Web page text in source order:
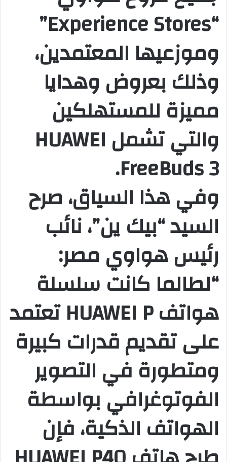
“Experience Stores”
وموزعيها المعتمدين،
وذلك بعروض وهدايا
مميزة للمستهلكين
والتي تشمل HUAWEI
FreeBuds 3.
وفي هذا السياق، صرح
السيد “بيك ين”، نائب
رئيس هواوي مصر:
“لطالما كانت سلسلة
هواتف HUAWEI P تعتمد
على تقديم قدرات كبيرة
ومتطورة في التصوير
الفوتوغرافي بواسطة
الهواتف الذكية، فإن